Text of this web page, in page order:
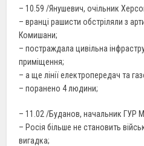
– 10.59 /Янушевич, очільник
– вранці рашисти обстріляли з
Комишани;
– постраждала цивільна
приміщення;
– а ще лінії електропередач та
– поранено 4 людини;
– 11.02 /Буданов, начальник ГУР
– Росія більше не становить
вигадка;